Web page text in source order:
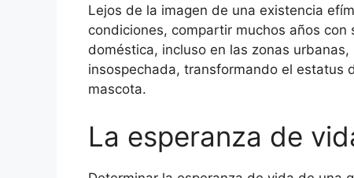
Lejos de la imagen de una existencia
condiciones, compartir muchos años
doméstica, incluso en las zonas
insospechada, transformando el estatus
mascota.
La esperanza de